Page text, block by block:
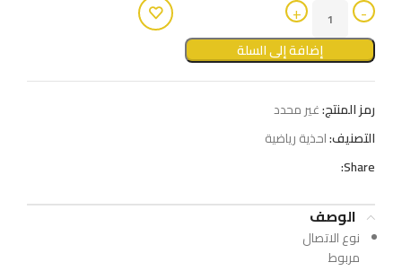
إضافة إلى السلة
رمز المنتج:غير محدد
التصنيف:احذية رياضية
Share:
الوصف
نوع الاتصال
مربوط